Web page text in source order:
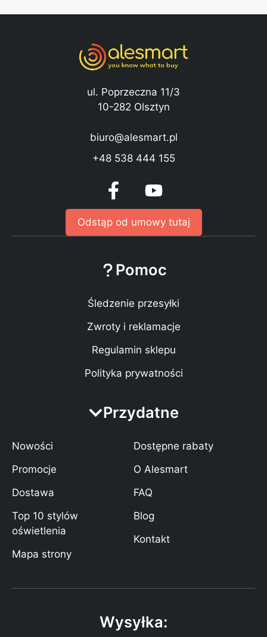
ul. Poprzeczna 11/3
10-282 Olsztyn
biuro@alesmart.pl
+48 538 444 155
Odstąp od umowy tutaj
Pomoc
Śledzenie przesyłki
Zwroty i reklamacje
Regulamin sklepu
Polityka prywatności
Przydatne
Nowości
Promocje
Dostawa
Top 10 stylów
oświetlenia
Mapa strony
Dostępne rabaty
O Alesmart
FAQ
Blog
Kontakt
Wysyłka: